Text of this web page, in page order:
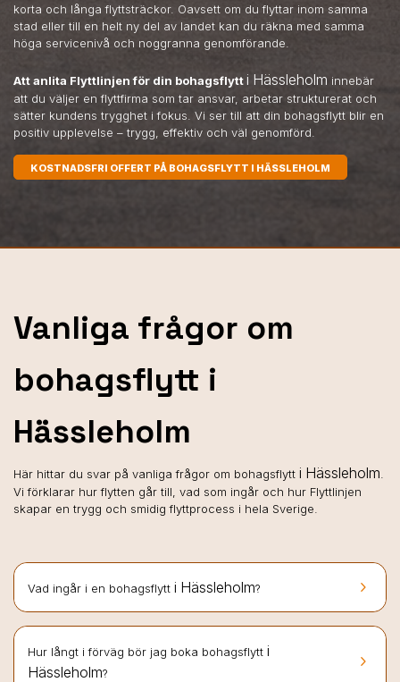
korta och långa flyttsträckor. Oavsett om du flyttar inom samma
stad eller till en helt ny del av landet kan du räkna med samma
höga servicenivå och noggranna genomförande.
Att anlita Flyttlinjen för din bohagsflytti Hässleholm innebär
att du väljer en flyttfirma som tar ansvar, arbetar strukturerat och
sätter kundens trygghet i fokus. Vi ser till att din bohagsflytt blir en
positiv upplevelse – trygg, effektiv och väl genomförd.
KOSTNADSFRI OFFERT PÅ BOHAGSFLYTT I HÄSSLEHOLM
Vanliga frågor om
bohagsflytt i
Hässleholm
Här hittar du svar på vanliga frågor om bohagsflytt i Hässleholm
Vi förklarar hur flytten går till, vad som ingår och hur Flyttlinjen
skapar en trygg och smidig flyttprocess i hela Sverige.
keyboard_arrow_right
Vad ingår i en bohagsflytt i Hässleholm?
keyboard_arrow_right
Hur långt i förväg bör jag boka bohagsflytt i
Hässleholm?